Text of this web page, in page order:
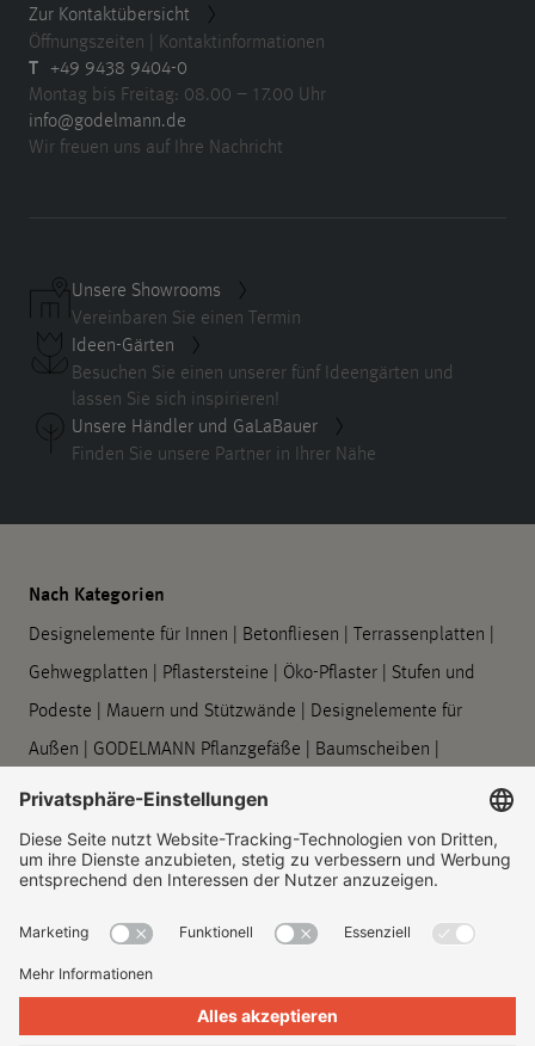
Zur Kontaktübersicht
Öffnungszeiten | Kontaktinformationen
T +49 9438 9404-0
Montag bis Freitag: 08.00 – 17.00 Uhr
info@godelmann.de
Wir freuen uns auf Ihre Nachricht
Unsere Showrooms
Vereinbaren Sie einen Termin
Ideen-Gärten
Besuchen Sie einen unserer fünf Ideengärten und
lassen Sie sich inspirieren!
Unsere Händler und GaLaBauer
Finden Sie unsere Partner in Ihrer Nähe
Nach Kategorien
Designelemente für Innen | Betonfliesen | Terrassenplatten |
Gehwegplatten | Pflastersteine | Öko-Pflaster | Stufen und
Podeste | Mauern und Stützwände | Designelemente für
Außen | GODELMANN Pflanzgefäße | Baumscheiben |
Barrierefreie Leitsysteme
Unternehmen
Über uns |Standorte|Unternehmenshistorie|Kontakt|
Rechtliches|